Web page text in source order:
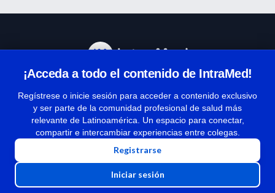
¡Acceda a todo el contenido de IntraMed!
Regístrese o inicie sesión para acceder a contenido exclusivo
y ser parte de la comunidad profesional de salud más
relevante de Latinoamérica. Un espacio para conectar,
compartir e intercambiar experiencias entre colegas.
Registrarse
Iniciar sesión
Términos y condiciones
| Políticas de privacidad
| Todos los derechos reservados | Copyright 1997-2026